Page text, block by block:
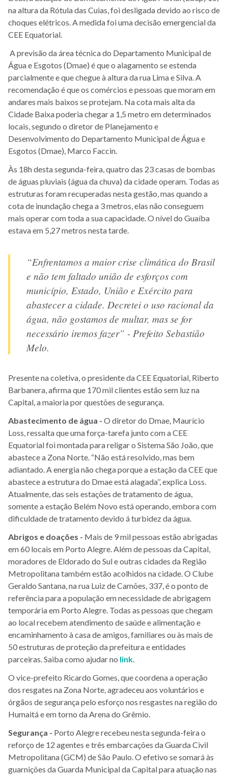
na altura da Rótula das Cuias, foi desligada devido ao risco de
choques elétricos. A medida foi uma decisão emergencial da
CEE Equatorial.
A previsão da área técnica do Departamento Municipal de
Água e Esgotos (Dmae) é que o alagamento se estenda
parcialmente e que chegue à altura da rua Lima e Silva. A
recomendação é que os comércios e pessoas que moram em
andares mais baixos se protejam. Na cota mais alta da
Cidade Baixa poderia chegar a 1,5 metro em determinados
locais, segundo o diretor de Planejamento e
Desenvolvimento do Departamento Municipal de Água e
Esgotos (Dmae), Marco Faccin.
Às 18h desta segunda-feira, quatro das 23 casas de bombas
de águas pluviais (água da chuva) da cidade operam. Todas as
estruturas foram recuperadas nesta gestão, mas quando a
cota de inundação chega a 3 metros, elas não conseguem
mais operar com toda a sua capacidade. O nível do Guaíba
estava em 5,27 metros nesta tarde.
“Enfrentamos a maior crise climática do Brasil
e não tem faltado união de esforços com
município, Estado, União e Exército para
abastecer a cidade. Decretei o uso racional da
água, não gostamos de multar, mas se for
necessário iremos fazer” - Prefeito Sebastião
Melo.
Presente na coletiva, o presidente da CEE Equatorial, Riberto
Barbanera, afirma que 170 mil clientes estão sem luz na
Capital, a maioria por questões de segurança.
Abastecimento de água - O diretor do Dmae, Maurício
Loss, ressalta que uma força-tarefa junto com a CEE
Equatorial foi montada para religar o Sistema São João, que
abastece a Zona Norte. “Não está resolvido, mas bem
adiantado. A energia não chega porque a estação da CEE que
abastece a estrutura do Dmae está alagada’’, explica Loss.
Atualmente, das seis estações de tratamento de água,
somente a estação Belém Novo está operando, embora com
dificuldade de tratamento devido á turbidez da água.
Abrigos e doações - Mais de 9 mil pessoas estão abrigadas
em 60 locais em Porto Alegre. Além de pessoas da Capital,
moradores de Eldorado do Sul e outras cidades da Região
Metropolitana também estão acolhidos na cidade. O Clube
Geraldo Santana, na rua Luiz de Camões, 337, é o ponto de
referência para a população em necessidade de abrigagem
temporária em Porto Alegre. Todas as pessoas que chegam
ao local recebem atendimento de saúde e alimentação e
encaminhamento à casa de amigos, familiares ou às mais de
50 estruturas de proteção da prefeitura e entidades
parceiras. Saiba como ajudar no link.
O vice-prefeito Ricardo Gomes, que coordena a operação
dos resgates na Zona Norte, agradeceu aos voluntários e
órgãos de segurança pelo esforço nos resgastes na região do
Humaitá e em torno da Arena do Grêmio.
Segurança - Porto Alegre recebeu nesta segunda-feira o
reforço de 12 agentes e três embarcações da Guarda Civil
Metropolitana (GCM) de São Paulo. O efetivo se somará às
guarnições da Guarda Municipal da Capital para atuação nas